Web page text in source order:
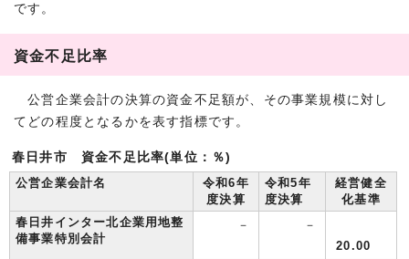
です。
資金不足比率
公営企業会計の決算の資金不足額が、その事業規模に対し
てどの程度となるかを表す指標です。
春日井市 資金不足比率(単位：％)
公営企業会計名
令和6年
度決算
令和5年
度決算
経営健全
化基準
春日井インター北企業用地整
備事業特別会計
－
－
20.00